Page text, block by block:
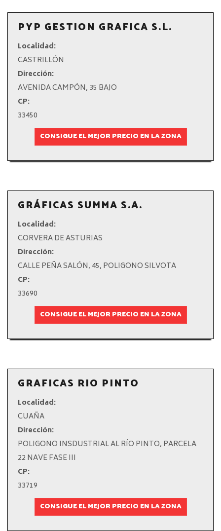
PYP GESTION GRAFICA S.L.
Localidad:
CASTRILLÓN
Dirección:
AVENIDA CAMPÓN, 35 BAJO
CP:
33450
CONSIGUE EL MEJOR PRECIO EN LA ZONA
GRÁFICAS SUMMA S.A.
Localidad:
CORVERA DE ASTURIAS
Dirección:
CALLE PEÑA SALÓN, 45, POLIGONO SILVOTA
CP:
33690
CONSIGUE EL MEJOR PRECIO EN LA ZONA
GRAFICAS RIO PINTO
Localidad:
CUAÑA
Dirección:
POLIGONO INSDUSTRIAL AL RÍO PINTO, PARCELA
22 NAVE FASE III
CP:
33719
CONSIGUE EL MEJOR PRECIO EN LA ZONA